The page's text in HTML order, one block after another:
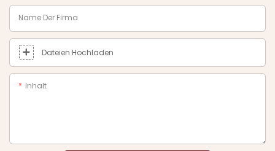
Name Der Firma
Dateien Hochladen
Inhalt